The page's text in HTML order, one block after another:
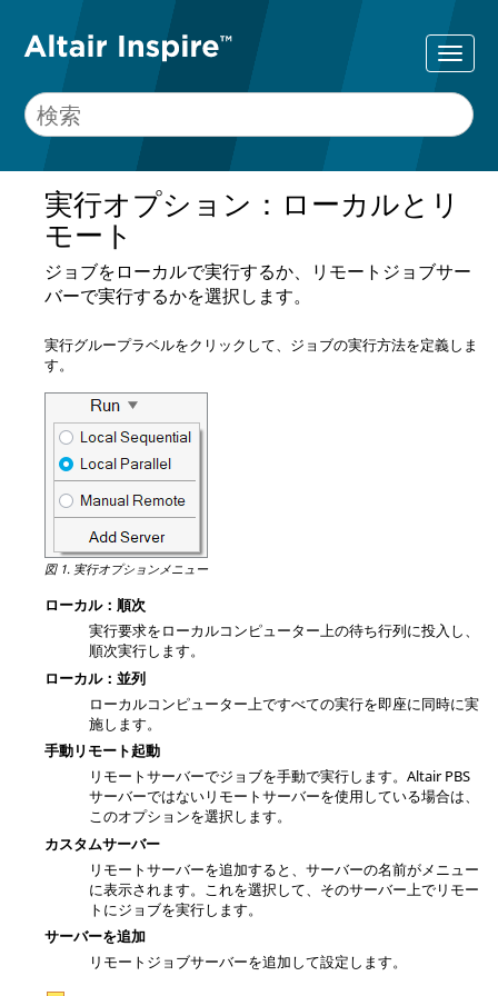
実行オプション：ローカルとリ
モート
ジョブをローカルで実行するか、リモートジョブサー
バーで実行するかを選択します。
実行グループラベルをクリックして、ジョブの実行方法を定義しま
す。
図 1. 実行オプションメニュー
ローカル：順次
実行要求をローカルコンピューター上の待ち行列に投入し、
順次実行します。
ローカル：並列
ローカルコンピューター上ですべての実行を即座に同時に実
施します。
手動リモート起動
リモートサーバーでジョブを手動で実行します。Altair PBS
サーバーではないリモートサーバーを使用している場合は、
このオプションを選択します。
カスタムサーバー
リモートサーバーを追加すると、サーバーの名前がメニュー
に表示されます。これを選択して、そのサーバー上でリモー
トにジョブを実行します。
サーバーを追加
リモートジョブサーバーを追加して設定します。